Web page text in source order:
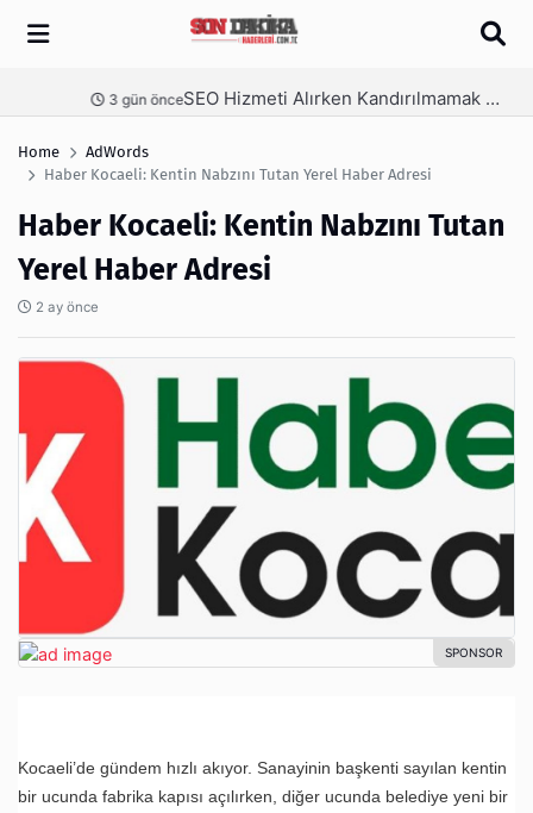
Arama
SEO Hizmeti Alırken Kandırılmamak İçin Bilinmesi Gerekenler 4 gün önce
Home
AdWords
Haber Kocaeli: Kentin Nabzını Tutan Yerel Haber Adresi
Haber Kocaeli: Kentin Nabzını Tutan
Yerel Haber Adresi
2 ay önce
Kocaeli’de gündem hızlı akıyor. Sanayinin başkenti sayılan kentin
bir ucunda fabrika kapısı açılırken, diğer ucunda belediye yeni bir